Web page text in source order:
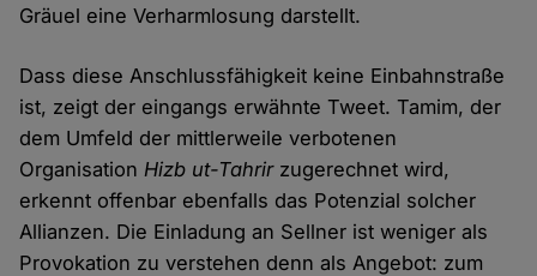
Gräuel eine Verharmlosung darstellt.
Dass diese Anschlussfähigkeit keine Einbahnstraße
ist, zeigt der eingangs erwähnte Tweet. Tamim, der
dem Umfeld der mittlerweile verbotenen
Organisation Hizb ut-Tahrirzugerechnet wird,
erkennt offenbar ebenfalls das Potenzial solcher
Allianzen. Die Einladung an Sellner ist weniger als
Provokation zu verstehen denn als Angebot: zum